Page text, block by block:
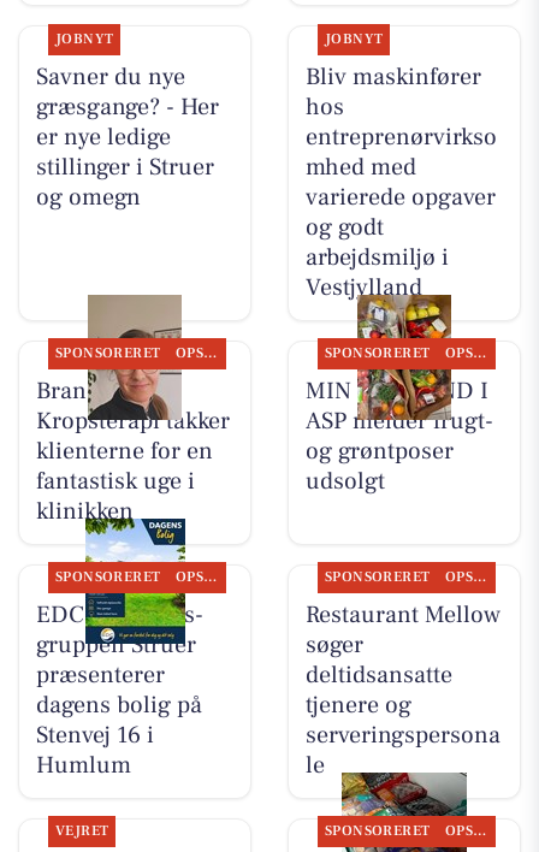
JOBNYT
Savner du nye
græsgange? - Her
er nye ledige
stillinger i Struer
og omegn
JOBNYT
Bliv maskinfører
hos
entreprenørvirkso
mhed med
varierede opgaver
og godt
arbejdsmiljø i
Vestjylland
SPONSORERET OPSLAGSTAVLEN
Brandsborgs
Kropsterapi takker
klienterne for en
fantastisk uge i
klinikken
SPONSORERET OPSLAGSTAVLEN
MIN KØBMAND I
ASP melder frugt-
og grøntposer
udsolgt
SPONSORERET OPSLAGSTAVLEN
EDC Ejen­doms­
grup­pen Struer
præsenterer
dagens bolig på
Stenvej 16 i
Humlum
SPONSORERET OPSLAGSTAVLEN
Restaurant Mellow
søger
deltidsansatte
tjenere og
serveringspersona
le
VEJRET SPONSORERET OPSLAGSTAVLEN